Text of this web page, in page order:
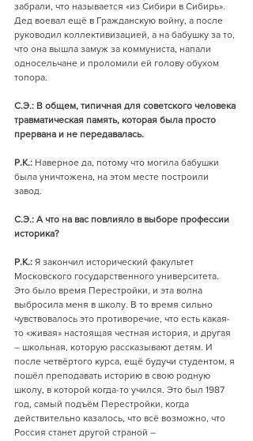
забрали, что называется «из Сибири в Сибирь».
Дед воевал ещё в Гражданскую войну, а после
руководил коллективизацией, а на бабушку за то,
что она вышла замуж за коммуниста, напали
односельчане и проломили ей голову обухом
топора.
С.Э.: В общем, типичная для советского человека
травматическая память, которая была просто
прервана и не передавалась.
Р.К.: Наверное да, потому что могила бабушки
была уничтожена, на этом месте построили
завод.
С.Э.: А что на вас повлияло в выборе профессии
историка?
Р.К.: Я закончил исторический факультет
Московского государственного университета.
Это было время Перестройки, и эта волна
выбросила меня в школу. В то время сильно
чувствовалось это противоречие, что есть какая-
то «живая» настоящая честная история, и другая
– школьная, которую рассказывают детям. И
после четвёртого курса, ещё будучи студентом, я
пошёл преподавать историю в свою родную
школу, в которой когда-то учился. Это был 1987
год, самый подъём Перестройки, когда
действительно казалось, что всё возможно, что
Россия станет другой страной –